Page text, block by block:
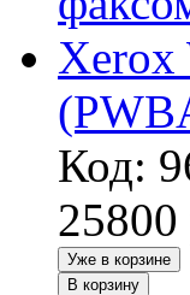
Код:
25800
Уже в корзине
В корзину